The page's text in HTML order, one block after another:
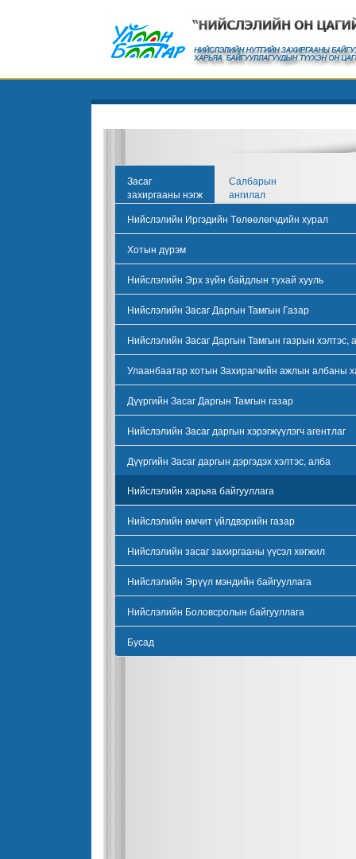
Засаг
захиргааны нэгж
Салбарын
ангилал
Нийслэлийн Иргэдийн Төлөөлөгчдийн хурал
Хотын дүрэм
Нийслэлийн Эрх зүйн байдлын тухай хууль
Нийслэлийн Засаг Даргын Тамгын Газар
Нийслэлийн Засаг Даргын Тамгын газрын хэлтэс,
Улаанбаатар хотын Захирагчийн ажлын албаны
Дүүргийн Засаг Даргын Тамгын газар
Нийслэлийн Засаг даргын хэрэгжүүлэгч агентлаг
Дүүргийн Засаг даргын дэргэдэх хэлтэс, алба
Нийслэлийн харьяа байгууллага
Нийслэлийн өмчит үйлдвэрийн газар
Нийслэлийн засаг захиргааны үүсэл хөгжил
Нийслэлийн Эрүүл мэндийн байгууллага
Нийслэлийн Боловсролын байгууллага
Бусад